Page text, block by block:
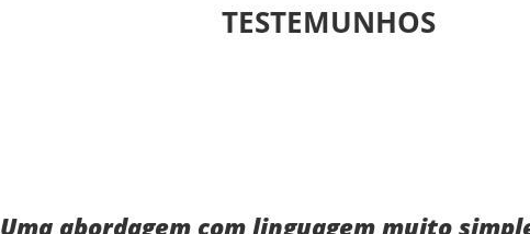
TESTEMUNHOS
Uma abordagem com linguagem muito